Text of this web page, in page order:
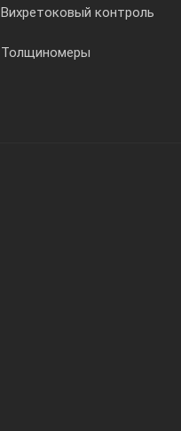
Вихретоковый контроль
Толщиномеры